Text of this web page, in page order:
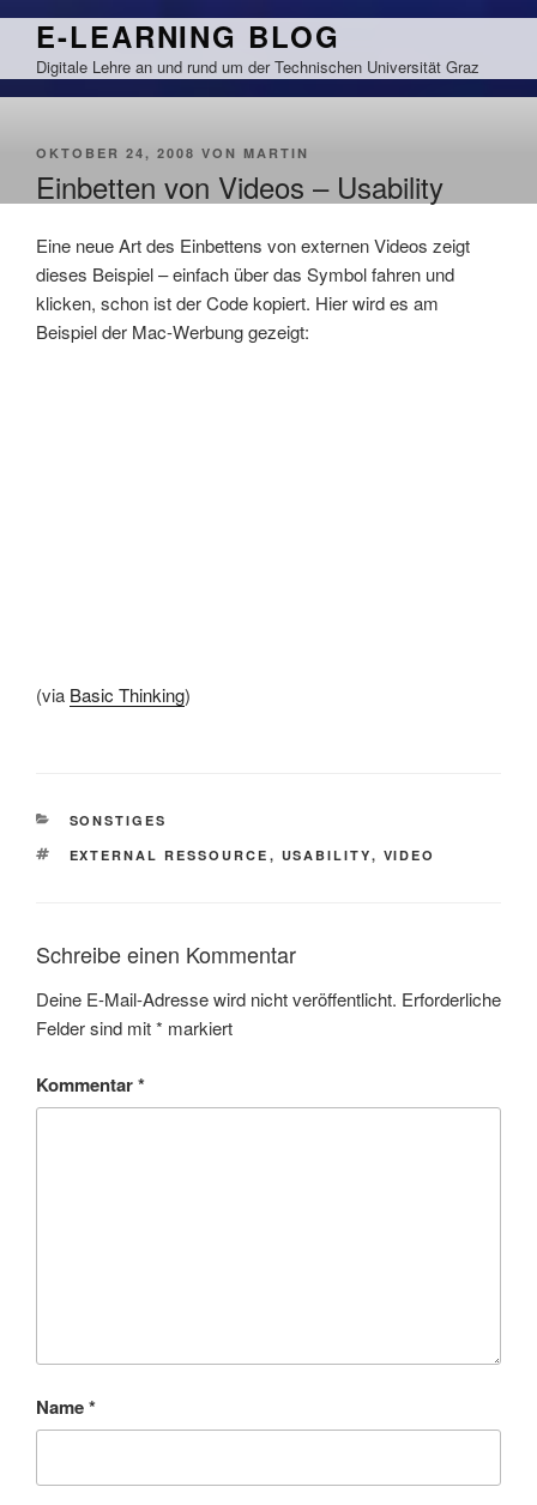
Zum
springen
E-LEARNING BLOG
Digitale Lehre an und rund um der Technischen Universität Graz
VERÖFFENTLICHT
OKTOBER 24, 2008 VON MARTIN
Einbetten von Videos – Usability
Eine neue Art des Einbettens von externen Videos zeigt
dieses Beispiel – einfach über das Symbol fahren und
klicken, schon ist der Code kopiert. Hier wird es am
Beispiel der Mac-Werbung gezeigt:
(via Basic Thinking)
KATEGORIEN
SONSTIGES
SCHLAGWÖRTER
EXTERNAL RESSOURCE , USABILITY, VIDEO
Schreibe einen Kommentar
Deine E-Mail-Adresse wird nicht veröffentlicht. Erforderliche
Felder sind mit* markiert
Kommentar*
Name*